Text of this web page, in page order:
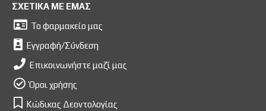
ΣΧΕΤΙΚΑ ΜΕ ΕΜΑΣ
Το φαρμακείο μας
Εγγραφή/Σύνδεση
Επικοινωνήστε μαζί μας
Όροι χρήσης
Κώδικας Δεοντολογίας